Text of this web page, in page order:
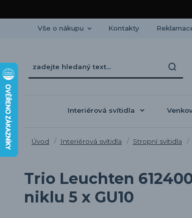
Vše o nákupu Kontakty
Interiérová svítidla
Úvod Interiérová svítidla Stropní svítidla
Trio Leuchten
niklu 5 x GU10